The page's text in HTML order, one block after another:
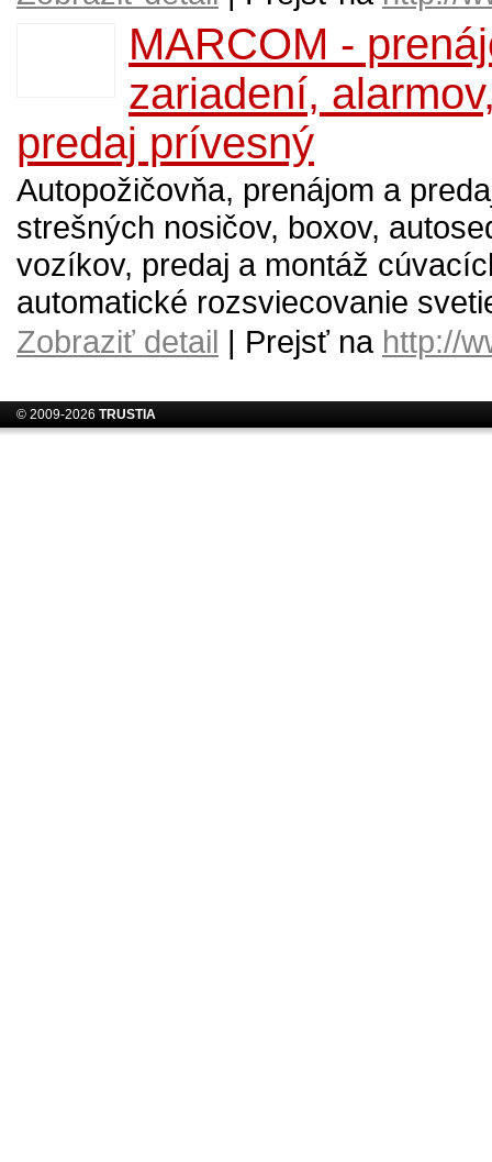
MARCOM -
zariadení,
predaj prívesný
Autopožičovňa, prenájom a
strešných nosičov, boxov,
vozíkov, predaj a montáž
automatické rozsviecovanie
Zobraziť detail | Prejsť na http://
© 2009-2026 TRUSTIA